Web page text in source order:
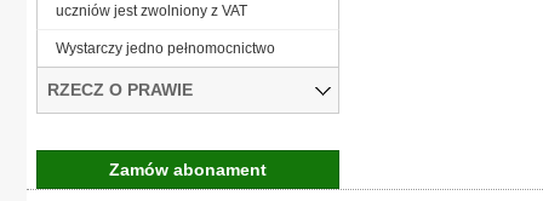
uczniów jest zwolniony z VAT
Wystarczy jedno pełnomocnictwo
RZECZ O PRAWIE
Zamów abonament